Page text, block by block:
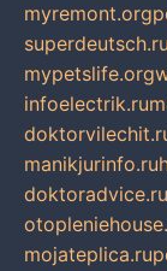
myremont.org
superdeutsch.ru
mypetslife.org
infoelectrik.ru
manikjurinfo.ru
doktoradvice.ru
mojateplica.ru